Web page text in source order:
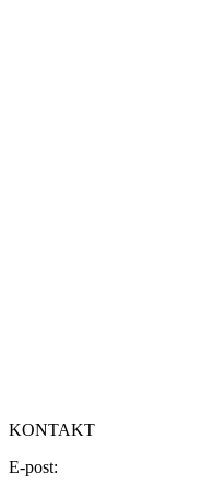
KONTAKT
E-post: